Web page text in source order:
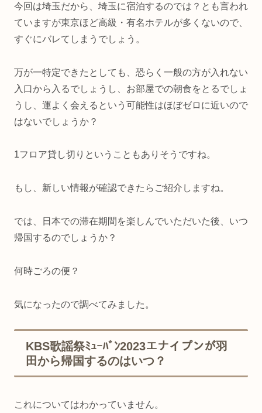
今回は埼玉だから、埼玉に宿泊するのでは？とも言われ
ていますが東京ほど高級・有名ホテルが多くないので、
すぐにバレてしまうでしょう。
万が一特定できたとしても、恐らく一般の方が入れない
入口から入るでしょうし、お部屋での朝食をとるでしょ
うし、運よく会えるという可能性はほぼゼロに近いので
はないでしょうか？
1フロア貸し切りということもありそうですね。
もし、新しい情報が確認できたらご紹介しますね。
では、日本での滞在期間を楽しんでいただいた後、いつ
帰国するのでしょうか？
何時ごろの便？
気になったので調べてみました。
KBS歌謡祭ﾐｭｰﾊﾞﾝ2023エナイプンが羽
田から帰国するのはいつ？
これについてはわかっていません。